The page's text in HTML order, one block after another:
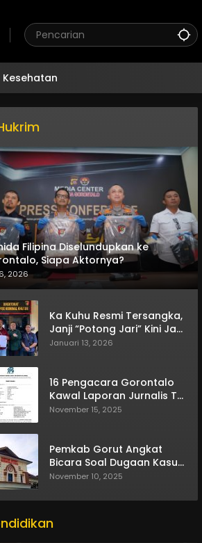
Kesehatan
Filipina Diselundupkan ke
Siapa Aktornya?
2026
Ka Kuhu Resmi Tersangka,
Janji “Potong Jari” Kini Jadi
Bumerang
Januari 13, 2026
16 Pengacara Gorontalo
Kawal Laporan Jurnalis TV
One
November 15, 2025
Pemkab Gorut Angkat
Bicara Soal Dugaan Kasus
Asusila Oknum ASN
November 10, 2025